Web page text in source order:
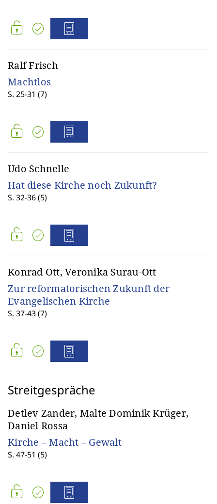
Ralf Frisch
Machtlos
S. 25-31 (7)
Udo Schnelle
Hat diese Kirche noch Zukunft?
S. 32-36 (5)
Konrad Ott, Veronika Surau-Ott
Zur reformatorischen Zukunft der
Evangelischen Kirche
S. 37-43 (7)
Streitgespräche
Detlev Zander, Malte Dominik Krüger,
Daniel Rossa
Kirche – Macht – Gewalt
S. 47-51 (5)